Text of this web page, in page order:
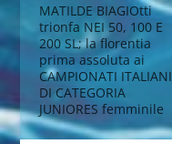
MATILDE BIAGIOtti
trionfa NEI 50, 100 E
200 SL; la florentia
prima assoluta ai
CAMPIONATI ITALIANI
DI CATEGORIA
JUNIORES femminile